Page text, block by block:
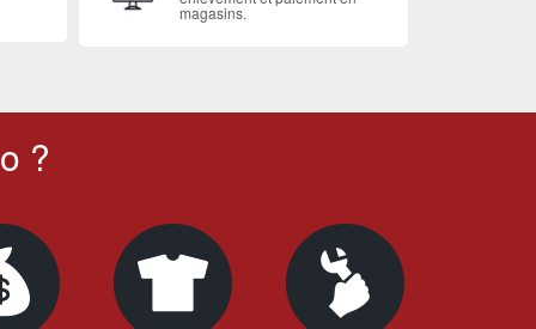
magasins.
?